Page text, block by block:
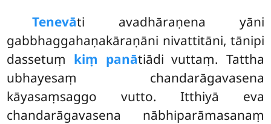
Tenevāti avadhāraṇena yāni
gabbhaggahaṇakāraṇāni nivattitāni, tānipi
dassetuṃ kiṃ panātiādi vuttaṃ. Tattha
ubhayesaṃ chandarāgavasena
kāyasaṃsaggo vutto. Itthiyā eva
chandarāgavasena nābhiparāmasanaṃ